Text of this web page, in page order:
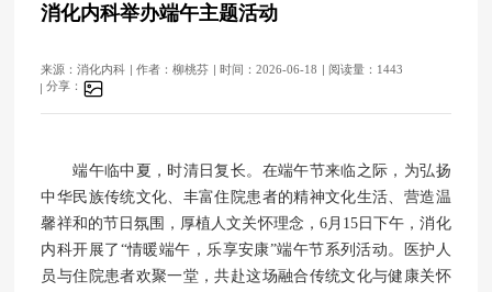
消化内科举办端午主题活动
来源：消化内科 作者：柳桃芬 时间：2026-06-18
阅读量：1443
分享：
端午临中夏，时清日复长。在端午节来临之际，为弘扬
中华民族传统文化、丰富住院患者的精神文化生活、营造温
馨祥和的节日氛围，厚植人文关怀理念，6月15日下午，消化
内科开展了“情暖端午，乐享安康”端午节系列活动。医护人
员与住院患者欢聚一堂，共赴这场融合传统文化与健康关怀